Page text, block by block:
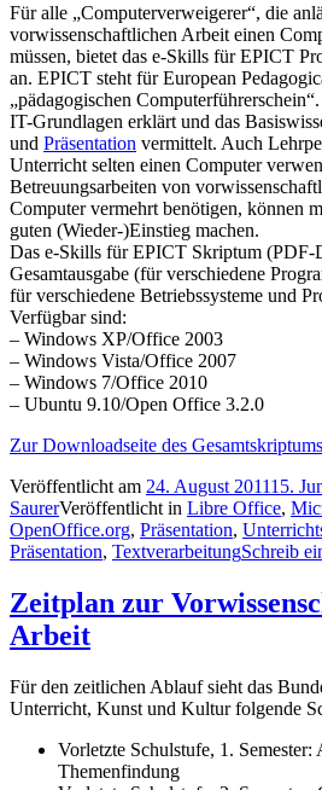
Für alle „Computerverweigerer“, die
vorwissenschaftlichen Arbeit einen
müssen, bietet das e-Skills für EPICT
an. EPICT steht für European
„pädagogischen
IT-Grundlagen erklärt und das
und Präsentation vermittelt. Auch
Unterricht selten einen Computer
Betreuungsarbeiten von
Computer vermehrt benötigen, können
guten (Wieder-)Einstieg machen.
Das e-Skills für EPICT Skriptum (PDF-
Gesamtausgabe (für verschiedene
für verschiedene Betriebssysteme und
Verfügbar sind:
– Windows XP/Office 2003
– Windows Vista/Office 2007
– Windows 7/Office 2010
– Ubuntu 9.10/Open Office 3.2.0
Zur Downloadseite des
Veröffentlicht am 24. August 201115.
SaurerVeröffentlicht in Libre Office,
OpenOffice.org, Präsentation,
Präsentation, TextverarbeitungSchreib
Zeitplan zur
Arbeit
Für den zeitlichen Ablauf sieht das
Unterricht, Kunst und Kultur folgende
Vorletzte Schulstufe, 1. Semester:
Themenfindung